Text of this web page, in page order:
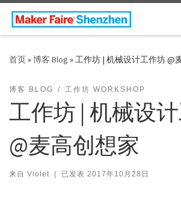
Skip to content
首页»博客 Blog »工作坊 | 机械设计工作坊 @
博客 BLOG 工作坊 WORKSHOP
工作坊 | 机械设
@麦高创想家
来自 Violet | 已发表 2017年10月28日